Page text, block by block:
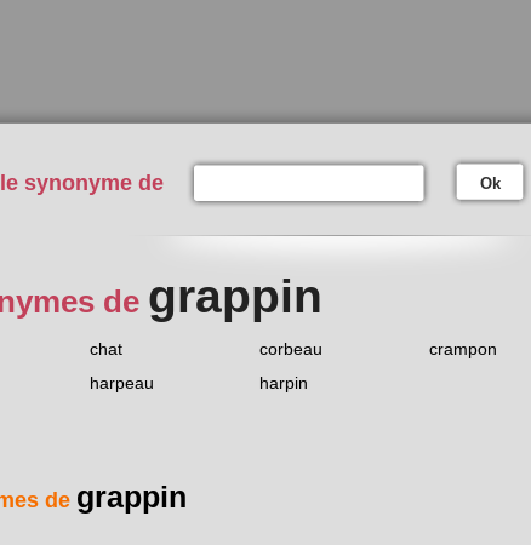
synonyme de Ok
de grappin
chat corbeau
crampon
harpeau harpin
de grappin